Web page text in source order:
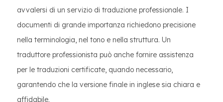
avvalersi di un servizio di traduzione professionale. I
documenti di grande importanza richiedono precisione
nella terminologia, nel tono e nella struttura. Un
traduttore professionista può anche fornire assistenza
per le traduzioni certificate, quando necessario,
garantendo che la versione finale in inglese sia chiara e
affidabile.